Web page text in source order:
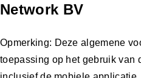
Network BV
Opmerking: Deze algemene
toepassing op het gebruik van